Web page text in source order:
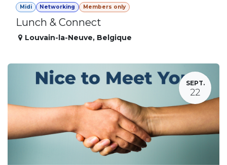
Midi Networking Members only
Lunch & Connect
Louvain-la-Neuve, Belgique
SEPT.
22